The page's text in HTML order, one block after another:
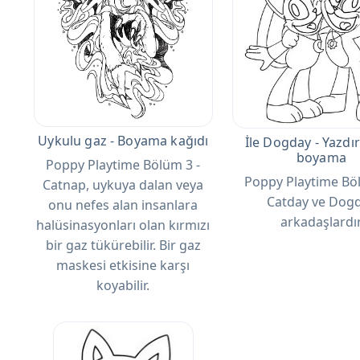
Uykulu gaz - Boyama kağıdı
Poppy Playtime Bölüm 3 -
Catnap, uykuya dalan veya
onu nefes alan insanlara
halüsinasyonları olan kırmızı
bir gaz tükürebilir. Bir gaz
maskesi etkisine karşı
koyabilir.
İle Dogday -
boyama
Poppy Playtime
Catday ve